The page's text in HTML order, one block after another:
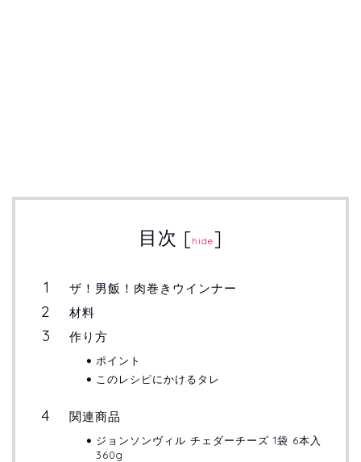
目次 [hide]
ザ！男飯！肉巻きウインナー
材料
作り方
ポイント
このレシピにかけるタレ
関連商品
ジョンソンヴィル チェダーチーズ 1袋 6本入
360g